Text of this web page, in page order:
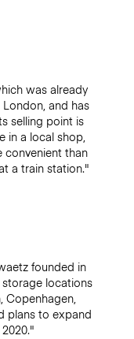
was already
and has
selling point is
in a local shop,
convenient than
a train station."
founded in
storage locations
Copenhagen,
plans to expand